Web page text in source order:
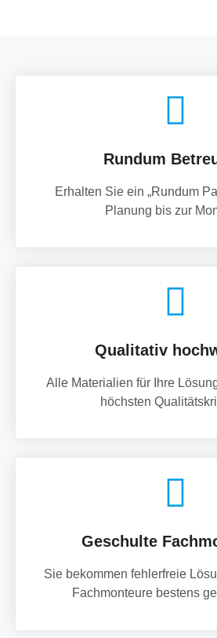
Rundum
Erhalten Sie ein „Rundum
Planung bis zur
Qualitativ
Alle Materialien für Ihre
höchsten
Geschulte
Sie bekommen fehlerfreie
Fachmonteure bestens